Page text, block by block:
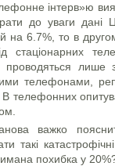
інтерв»ю
до уваги дані
на 6.7%, то в
стаціонарних
проводяться
телефонами,
В телефонних
важко
такі
похибка у